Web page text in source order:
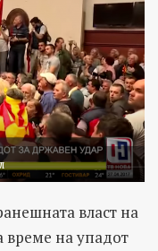
власт на
на упадот